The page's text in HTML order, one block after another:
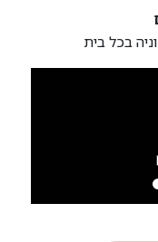
בכל בית